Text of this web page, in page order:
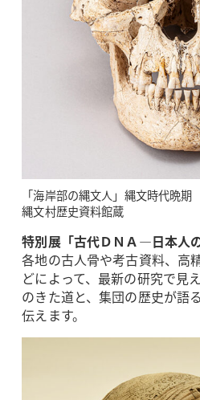
「海岸部の縄文人」縄文時代晩
縄文村歴史資料館蔵
特別展「古代ＤＮＡ―日本人
各地の古人骨や考古資料、高
どによって、最新の研究で見
のきた道と、集団の歴史が語
伝えます。